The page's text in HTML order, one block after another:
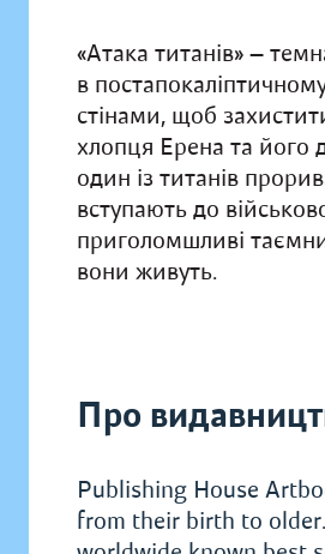
«Атака титанів» —
в
стінами, щоб
хлопця Ерена та його
один із титанів
вступають до
приголомшливі
вони живуть.
Про
Publishing House
from their birth to